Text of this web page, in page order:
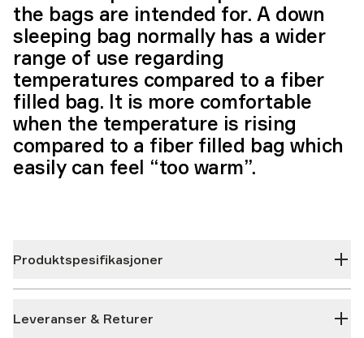
the bags are intended for. A down
sleeping bag normally has a wider
range of use regarding
temperatures compared to a fiber
filled bag. It is more comfortable
when the temperature is rising
compared to a fiber filled bag which
easily can feel “too warm”.
Produktspesifikasjoner
Leveranser & Returer